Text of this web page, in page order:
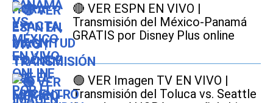
🔴 VER ESPN EN VIVO |
Transmisión del México-Panamá
GRATIS por Disney Plus online
🟢 VER Imagen TV EN VIVO |
Transmisión del Toluca vs. Seattle